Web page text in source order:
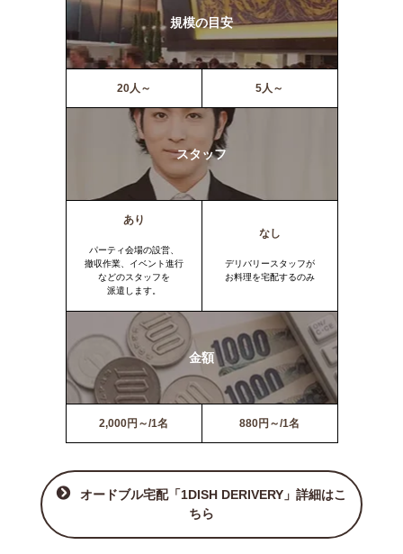
規模の目安
20人～ 5人～
スタッフ
あり
パーティ会場の設営、
撤収作業、イベント進行
などのスタッフを
派遣します。
なし
デリバリースタッフが
お料理を宅配するのみ
金額
2,000円～/1名 880円～/1名
オードブル宅配「1DISH DERIVERY」詳細はこ
ちら